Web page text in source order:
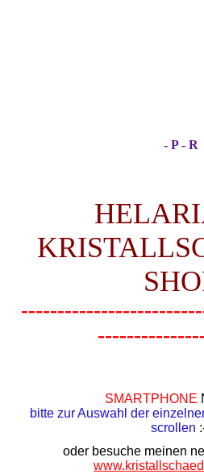
- P - R
SMARTPHONE
bitte zur Auswahl der
scrollen
oder besuche meinen